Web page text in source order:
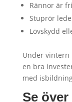
Rännor är
Stuprör
Lövskydd
Under vintern
en bra
med
Se